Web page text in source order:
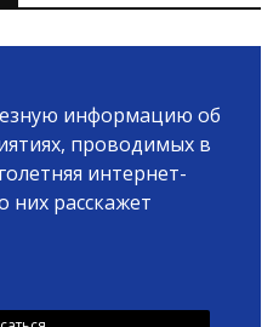
информацию об
проводимых в
интернет-
них расскажет